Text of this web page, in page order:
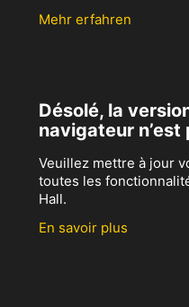
Mehr erfahren
Désolé, la
navigateur n’est
Veuillez mettre à jour
toutes les
Hall.
En savoir plus